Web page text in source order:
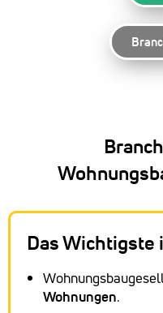
Das Wichtigste
Wohnungen.